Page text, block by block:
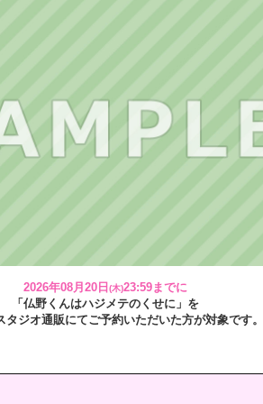
2026年08月20日(木)23:59までに
「仏野くんはハジメテのくせに」を
タジオ通販にてご予約いただいた方が対象です。